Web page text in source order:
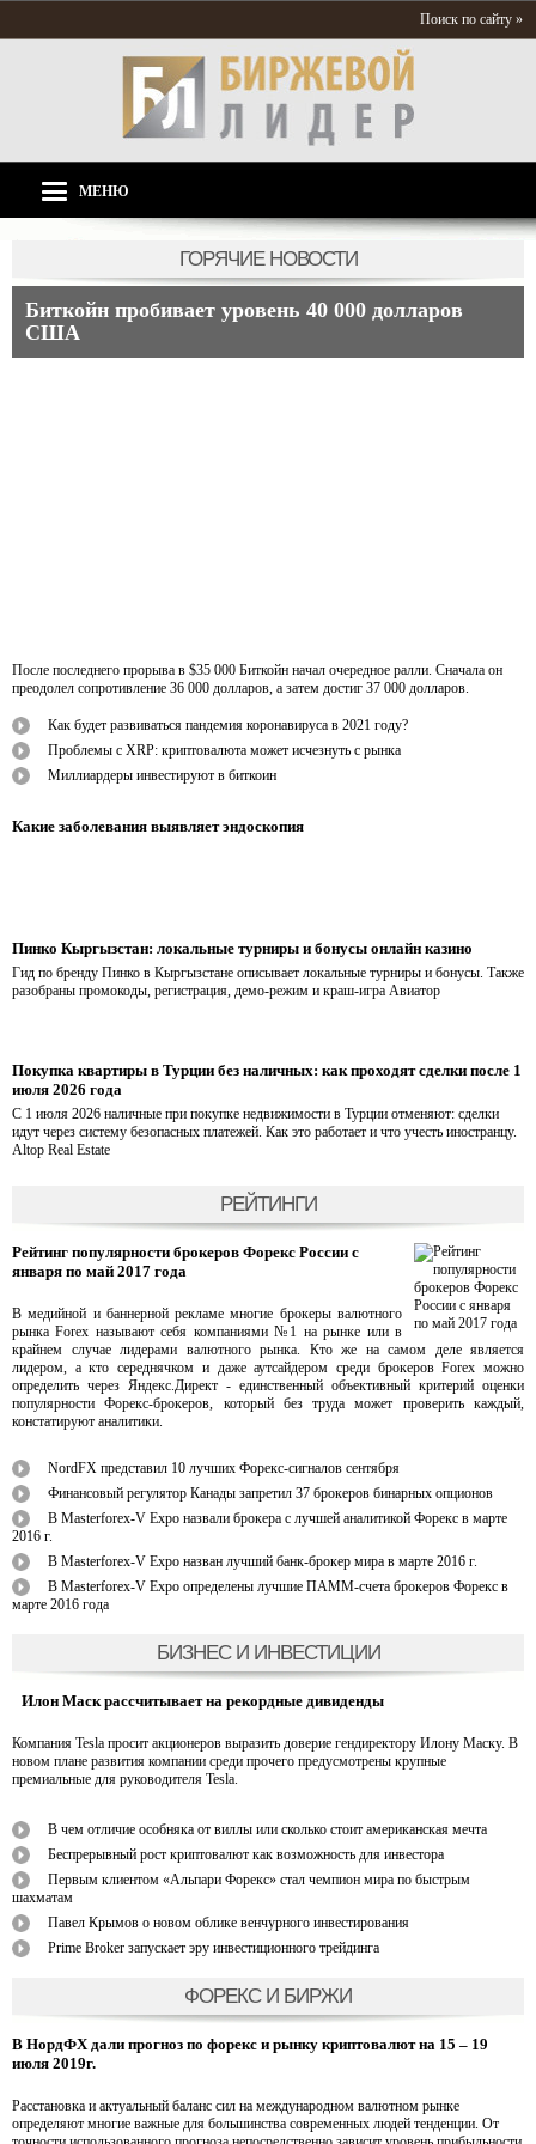
Поиск по сайту »
МЕНЮ
ГОРЯЧИЕ НОВОСТИ
Биткойн пробивает уровень 40 000 долларов
США
После последнего прорыва в $35 000 Биткойн начал очередное ралли. Сначала он
преодолел сопротивление 36 000 долларов, а затем достиг 37 000 долларов.
Как будет развиваться пандемия коронавируса в 2021 году?
Проблемы с XRP: криптовалюта может исчезнуть с рынка
Миллиардеры инвестируют в биткоин
Какие заболевания выявляет эндоскопия
Пинко Кыргызстан: локальные турниры и бонусы онлайн казино
Гид по бренду Пинко в Кыргызстане описывает локальные турниры и бонусы. Также
разобраны промокоды, регистрация, демо-режим и краш-игра Авиатор
Покупка квартиры в Турции без наличных: как проходят сделки после 1
июля 2026 года
С 1 июля 2026 наличные при покупке недвижимости в Турции отменяют: сделки
идут через систему безопасных платежей. Как это работает и что учесть иностранцу.
Altop Real Estate
РЕЙТИНГИ
Рейтинг популярности брокеров Форекс России с
января по май 2017 года
В медийной и баннерной рекламе многие брокеры валютного
рынка Forex называют себя компаниями №1 на рынке или в
крайнем случае лидерами валютного рынка. Кто же на самом деле является
лидером, а кто середнячком и даже аутсайдером среди брокеров Forex можно
определить через Яндекс.Директ - единственный объективный критерий оценки
популярности Форекс-брокеров, который без труда может проверить каждый,
констатируют аналитики.
NordFX представил 10 лучших Форекс-сигналов сентября
Финансовый регулятор Канады запретил 37 брокеров бинарных опционов
В Masterforex-V Expo назвали брокера с лучшей аналитикой Форекс в марте
2016 г.
В Masterforex-V Expo назван лучший банк-брокер мира в марте 2016 г.
В Masterforex-V Expo определены лучшие ПАММ-счета брокеров Форекс в
марте 2016 года
БИЗНЕС И ИНВЕСТИЦИИ
Илон Маск рассчитывает на рекордные дивиденды
Компания Tesla просит акционеров выразить доверие гендиректору Илону Маску. В
новом плане развития компании среди прочего предусмотрены крупные
премиальные для руководителя Tesla.
В чем отличие особняка от виллы или сколько стоит американская мечта
Беспрерывный рост криптовалют как возможность для инвестора
Первым клиентом «Альпари Форекс» стал чемпион мира по быстрым
шахматам
Павел Крымов о новом облике венчурного инвестирования
Prime Broker запускает эру инвестиционного трейдинга
ФОРЕКС И БИРЖИ
В НордФХ дали прогноз по форекс и рынку криптовалют на 15 – 19
июля 2019г.
Расстановка и актуальный баланс сил на международном валютном рынке
определяют многие важные для большинства современных людей тенденции. От